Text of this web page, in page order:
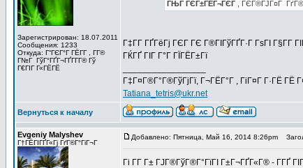
Зарегистрирован: 18.07.2011
Сообщения: 1233
Откуда: Г“ГЄГ°Г ГЁГ­Г , Г­Г®
Г№Г ГўГ°ГҐГ¬ГҐГ­Г­Г® Гў
Г€ГІГ Г«ГЁГЁ
ГЊГ ГЄГ±ГЁГ¬ГЄГ , ГЄГ®ГЈГ¤Г
Г‡Г­Г ГҐГёГј ГЄГ ГЄ Г®ГІГўГҐГ·Г ГѕГІ Г§Г­Г
ГЌГҐ ГІГ Г°Г ГЇГЁГ±Гї
Г‡Г¤Г®Г°Г®ГўГјГї, Г¬ГЁГ°Г , ГіГ¤Г Г·ГЁ ГЁ
Tatiana_tetris@ukr.net
Вернуться к началу
Evgeniy Malyshev
Г†ГЁГІГҐГ«Гј ГґГ®Г°ГіГ¬Г
Добавлено: Пятница, Май 16, 2014 8:26pm
Гі Г­Г Г± ГЈГ®ГўГ®Г°ГїГІ Г±Г¬ГҐГ«Г® - Г­ГҐ